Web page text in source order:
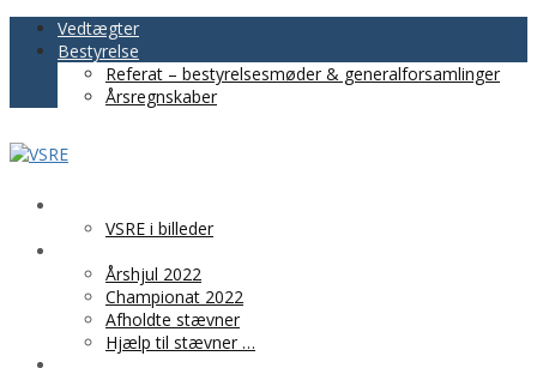
Vedtægter
Bestyrelse
Referat – bestyrelsesmøder & generalforsamlinger
Årsregnskaber
VSRE i billeder
Årshjul 2022
Championat 2022
Afholdte stævner
Hjælp til stævner …